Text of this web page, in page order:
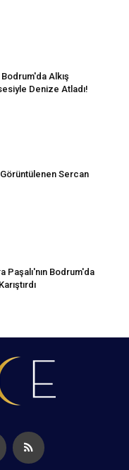
Alkış
Denize Atladı!
Sercan
Paşalı'nın Bodrum'da